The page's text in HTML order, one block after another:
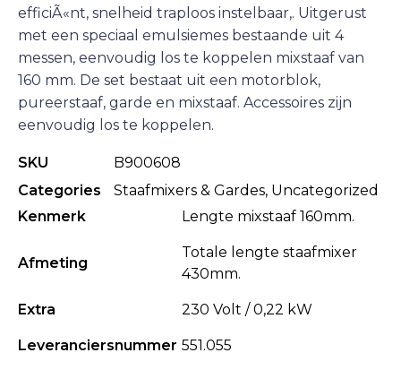
efficiÃ«nt, snelheid traploos instelbaar,. Uitgerust
met een speciaal emulsiemes bestaande uit 4
messen, eenvoudig los te koppelen mixstaaf van
160 mm. De set bestaat uit een motorblok,
pureerstaaf, garde en mixstaaf. Accessoires zijn
eenvoudig los te koppelen.
SKU
B900608
Categories
Staafmixers & Gardes, Uncategorized
Kenmerk
Lengte mixstaaf 160mm.
Afmeting
Totale lengte staafmixer
430mm.
Extra 230 Volt / 0,22 kW
Leveranciersnummer 551.055